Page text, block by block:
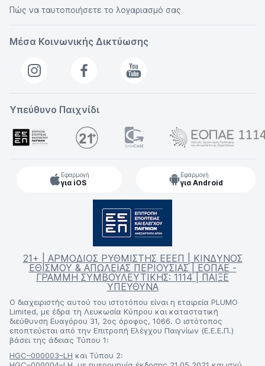
Πώς να ταυτοποιήσετε το λογαριασμό σας
Μέσα Κοινωνικής Δικτύωσης
Υπεύθυνο Παιχνίδι
Εφαρμογή
για iOS
Εφαρμογή
για Android
21+ | ΑΡΜΟΔΙΟΣ ΡΥΘΜΙΣΤΗΣ ΕΕΕΠ | ΚΙΝΔΥΝΟΣ
ΕΘΙΣΜΟΥ & ΑΠΩΛΕΙΑΣ ΠΕΡΙΟΥΣΙΑΣ | ΕΟΠΑΕ -
ΓΡΑΜΜΗ ΣΥΜΒΟΥΛΕΥΤΙΚΗΣ: 1114 | ΠΑΙΞΕ
ΥΠΕΥΘΥΝΑ
Ο διαχειριστής αυτού του ιστοτόπου είναι η εταιρεία PLUMO
Limited, με έδρα τη Λευκωσία Κύπρου και καταστατική
διεύθυνση Ευαγόρου 31, 2ος όροφος, 1066. Ο ιστότοπος
εποπτεύεται από την Επιτροπή Ελέγχου Παιγνίων (Ε.Ε.Ε.Π.)
βάσει της άδειας Τύπου 1:
HGC–000003–LH και Τύπου 2: